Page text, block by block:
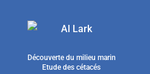
Découverte du milieu marin
Etude des cétacés